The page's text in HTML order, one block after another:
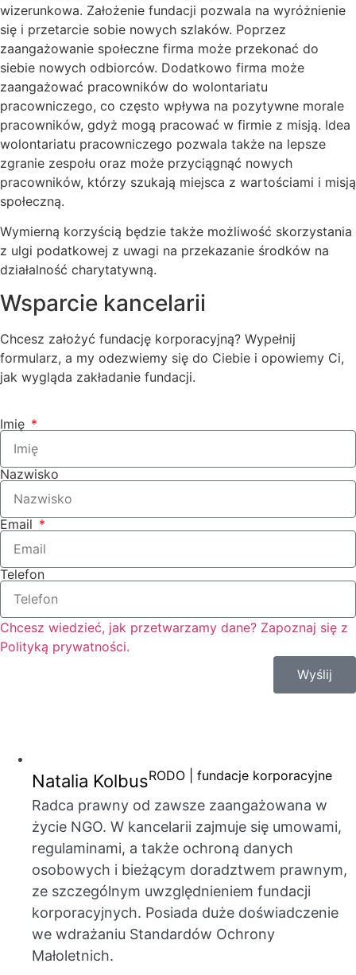
wizerunkowa. Założenie fundacji pozwala na wyróżnienie
się i przetarcie sobie nowych szlaków. Poprzez
zaangażowanie społeczne firma może przekonać do
siebie nowych odbiorców. Dodatkowo firma może
zaangażować pracowników do wolontariatu
pracowniczego, co często wpływa na pozytywne morale
pracowników, gdyż mogą pracować w firmie z misją. Idea
wolontariatu pracowniczego pozwala także na lepsze
zgranie zespołu oraz może przyciągnąć nowych
pracowników, którzy szukają miejsca z wartościami i misją
społeczną.
Wymierną korzyścią będzie także możliwość skorzystania
z ulgi podatkowej z uwagi na przekazanie środków na
działalność charytatywną.
Wsparcie kancelarii
Chcesz założyć fundację korporacyjną? Wypełnij
formularz, a my odezwiemy się do Ciebie i opowiemy Ci,
jak wygląda zakładanie fundacji.
Imię
Nazwisko
Email
Telefon
Chcesz wiedzieć, jak przetwarzamy dane? Zapoznaj się z
Polityką prywatności.
Wyślij
Natalia Kolbus
Radca prawny od zawsze zaangażowana w
życie NGO. W kancelarii zajmuje się umowami,
regulaminami, a także ochroną danych
osobowych i bieżącym doradztwem prawnym,
ze szczególnym uwzględnieniem fundacji
korporacyjnych. Posiada duże doświadczenie
we wdrażaniu Standardów Ochrony
Małoletnich.
RODO | fundacje korporacyjne